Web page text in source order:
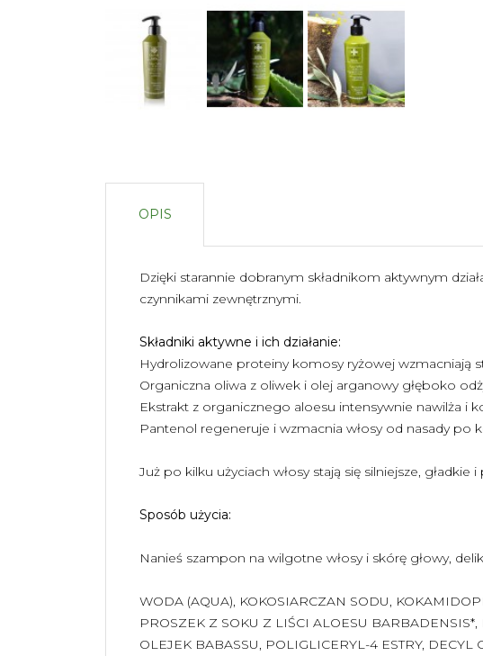
OPIS
Dzięki starannie dobranym składnikom aktywnym
czynnikami zewnętrznymi.
Składniki aktywne i ich działanie:
Hydrolizowane proteiny komosy ryżowej wzmacniają
Organiczna oliwa z oliwek i olej arganowy głęboko
Ekstrakt z organicznego aloesu intensywnie nawilża i
Pantenol regeneruje i wzmacnia włosy od nasady po
Już po kilku użyciach włosy stają się silniejsze,
Sposób użycia:
Nanieś szampon na wilgotne włosy i skórę głowy,
WODA (AQUA), KOKOSIARCZAN SODU,
PROSZEK Z SOKU Z LIŚCI ALOESU
OLEJEK BABASSU, POLIGLICERYL-4 ESTRY,